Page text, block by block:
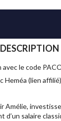
DESCRIPTION
le code
Heméa (lien
Amélie,
salaire